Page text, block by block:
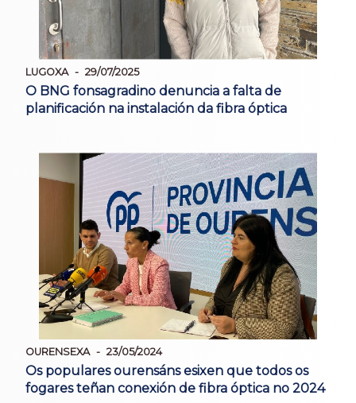
LUGOXA 29/07/2025
O BNG fonsagradino denuncia a falta de
planificación na instalación da fibra óptica
OURENSEXA 23/05/2024
Os populares ourensáns esixen que todos os
fogares teñan conexión de fibra óptica no 2024